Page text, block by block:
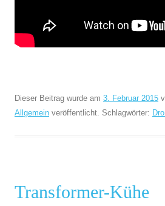
Dieser Beitrag wurde am 3. Februar 2015
Allgemein veröffentlicht. Schlagwörter:
Transformer-Kühe